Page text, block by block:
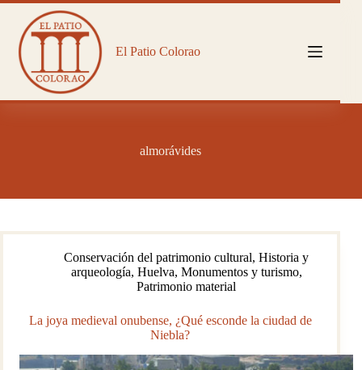
Saltar
contenido
El Patio Colorao
almorávides
Conservación del patrimonio cultural,Historia y
arqueología, Huelva, Monumentos y turismo,
Patrimonio material
La joya medieval onubense, ¿Qué esconde la ciudad de
Niebla?